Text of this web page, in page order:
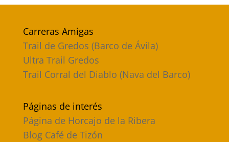
Carreras Amigas
Trail de Gredos (Barco de Ávila)
Ultra Trail Gredos
Trail Corral del Diablo (Nava del Barco)
Páginas de interés
Página de Horcajo de la Ribera
Blog Café de Tizón